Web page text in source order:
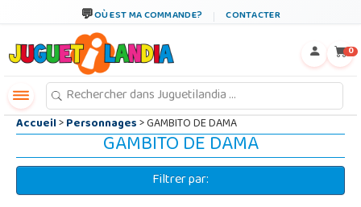
OÙ EST MA COMMANDE? CONTACTER
0
Accueil>Personnages> GAMBITO DE DAMA
GAMBITO DE DAMA
Filtrer par: